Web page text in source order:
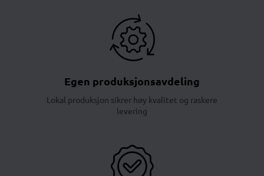
Egen produksjonsavdeling
Lokal produksjon sikrer høy kvalitet og raskere
levering